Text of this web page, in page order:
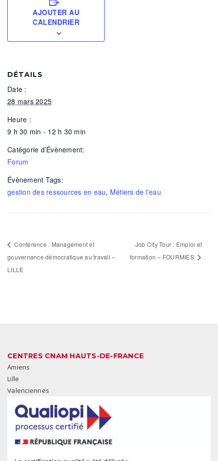
AJOUTER AU
CALENDRIER
DÉTAILS
Date :
28 mars 2025
Heure :
9 h 30 min - 12 h 30 min
Catégorie d’Évènement:
Forum
Évènement Tags:
gestion des ressources en eau, Métiers de l'eau
Conférence : Management et
gouvernance démocratique au travail –
LILLE
Job City Tour : Emploi et
formation – FOURMIES
CENTRES CNAM HAUTS-DE-FRANCE
Amiens
Lille
Valenciennes